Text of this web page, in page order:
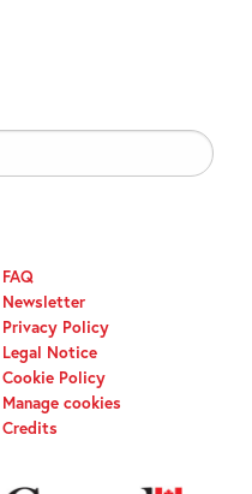
FAQ
Newsletter
Privacy Policy
Legal Notice
Cookie Policy
Manage cookies
Credits